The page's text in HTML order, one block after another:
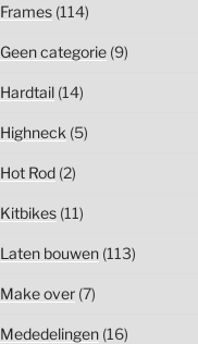
Frames(114)
Geen categorie(9)
Hardtail(14)
Highneck (5)
Hot Rod(2)
Kitbikes(11)
Laten bouwen(113)
Make over(7)
Mededelingen(16)